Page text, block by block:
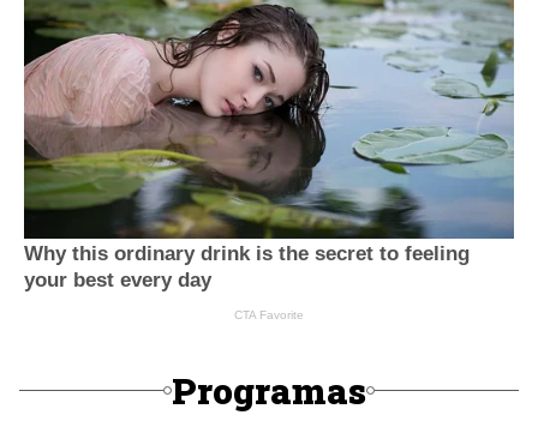
Programas